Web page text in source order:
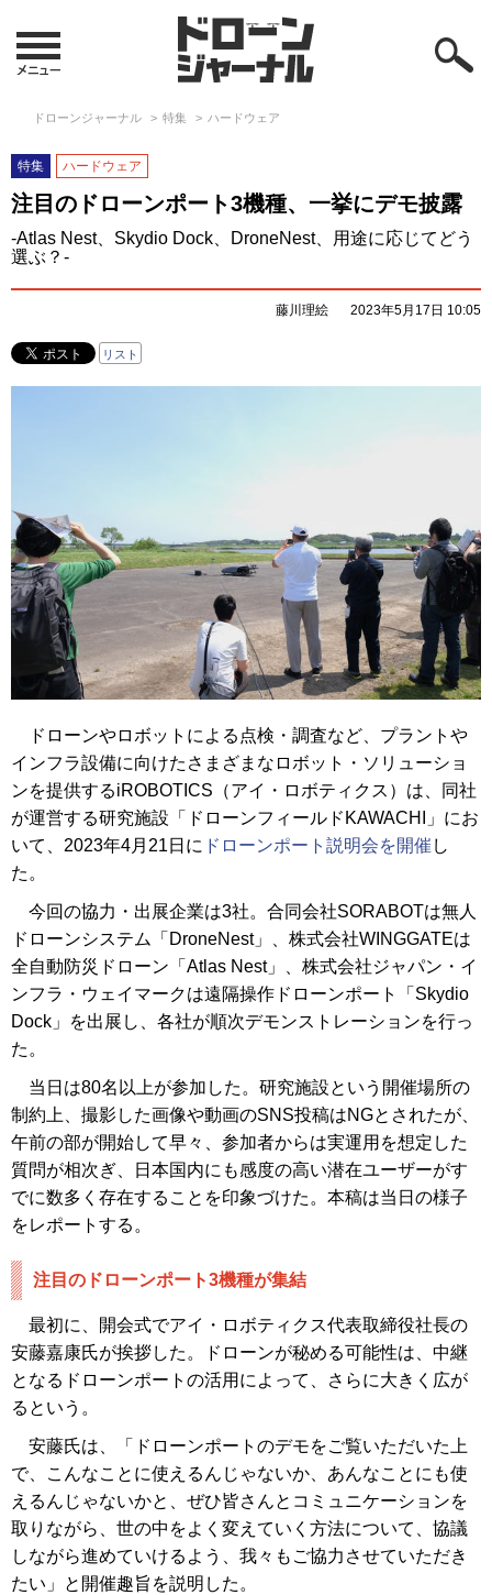
ドローンジャーナル 特集 ハードウェア
特集 ハードウェア
注目のドローンポート3機種、一挙にデモ披露
-Atlas Nest、Skydio Dock、DroneNest、用途に応じてどう
選ぶ？-
藤川理絵 2023年5月17日 10:05
リスト
ドローンやロボットによる点検・調査など、プラントや
インフラ設備に向けたさまざまなロボット・ソリューショ
ンを提供するiROBOTICS（アイ・ロボティクス）は、同社
が運営する研究施設「ドローンフィールドKAWACHI」にお
いて、2023年4月21日に ドローンポート説明会を開催 し
た。
今回の協力・出展企業は3社。合同会社SORABOTは無人
ドローンシステム「DroneNest」、株式会社WINGGATEは
全自動防災ドローン「Atlas Nest」、株式会社ジャパン・イ
ンフラ・ウェイマークは遠隔操作ドローンポート「Skydio
Dock」を出展し、各社が順次デモンストレーションを行っ
た。
当日は80名以上が参加した。研究施設という開催場所の
制約上、撮影した画像や動画のSNS投稿はNGとされたが、
午前の部が開始して早々、参加者からは実運用を想定した
質問が相次ぎ、日本国内にも感度の高い潜在ユーザーがす
でに数多く存在することを印象づけた。本稿は当日の様子
をレポートする。
注目のドローンポート3機種が集結
最初に、開会式でアイ・ロボティクス代表取締役社長の
安藤嘉康氏が挨拶した。ドローンが秘める可能性は、中継
となるドローンポートの活用によって、さらに大きく広が
るという。
安藤氏は、「ドローンポートのデモをご覧いただいた上
で、こんなことに使えるんじゃないか、あんなことにも使
えるんじゃないかと、ぜひ皆さんとコミュニケーションを
取りながら、世の中をよく変えていく方法について、協議
しながら進めていけるよう、我々もご協力させていただき
たい」と開催趣旨を説明した。